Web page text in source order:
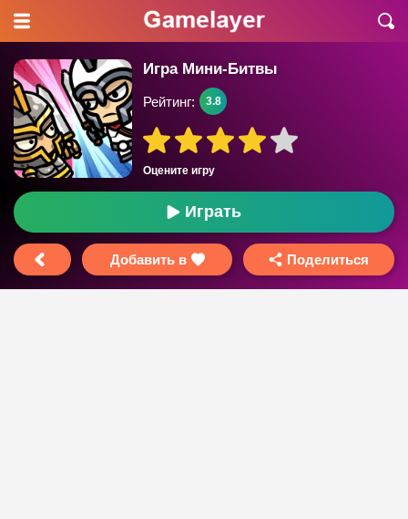
Игра Мини-Битвы
Оцените игру
Рейтинг: 3.8
Играть
Добавить в Поделиться